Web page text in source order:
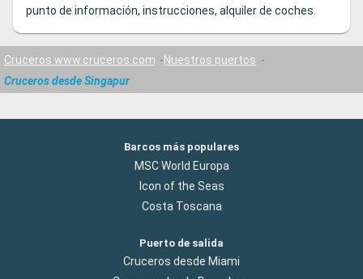
punto de información, instrucciones, alquiler de coches.
Cruceros www.cruceros.com
Nuestros puertos
Cruceros desde Singapur
Barcos más populares
MSC World Europa
Icon of the Seas
Costa Toscana
Puerto de salida
Cruceros desde Miami